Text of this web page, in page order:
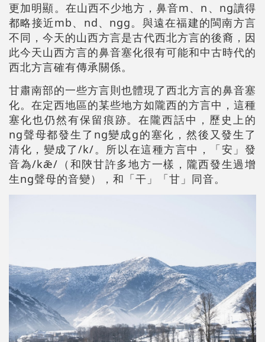
更加明顯。在山西不少地方，鼻音m、n、ng讀得
都略接近mb、nd、ngg。與遠在福建的閩南方言
不同，今天的山西方言是古代西北方言的後裔，因
此今天山西方言的鼻音塞化很有可能和中古時代的
西北方言確有傳承關係。
甘肅南部的一些方言則也體現了西北方言的鼻音塞
化。在定西地區的某些地方如隴西的方言中，這種
塞化也仍然有保留痕跡。在隴西話中，歷史上的
ng聲母都發生了ng變成g的塞化，然後又發生了
清化，變成了/k/。所以在這種方言中，「安」發
音為/kæ̃/（和陝甘許多地方一樣，隴西發生過增
生ng聲母的音變），和「干」「甘」同音。